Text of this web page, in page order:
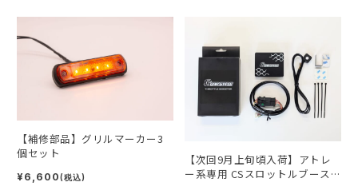
【補修部品】グリルマーカー3
個セット
¥6,600(税込)
【次回9月上旬頃入荷】アトレ
ー系専用 CSスロットルブース